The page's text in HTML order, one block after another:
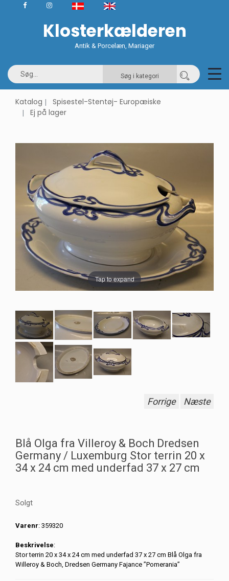
Klosterkælderen
Antik & Porcelæn, Mariager
Søg i kategori
Katalog
Spisestel-Stentøj- Europæiske
Ej på lager
Tap to expand
Forrige Næste
Blå Olga fra Villeroy & Boch Dredsen
Germany / Luxemburg Stor terrin 20 x
34 x 24 cm med underfad 37 x 27 cm
Solgt
Varenr: 359320
Beskrivelse:
Stor terrin 20 x 34 x 24 cm med underfad 37 x 27 cm Blå Olga fra
Willeroy & Boch, Dredsen Germany Fajance ”Pomerania”